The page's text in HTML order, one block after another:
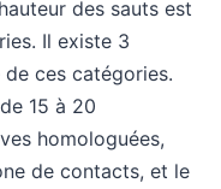
des sauts est
Il existe 3
ces catégories.
15 à 20
homologuées,
de contacts, et le